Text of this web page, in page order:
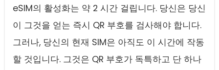
eSIM의 활성화는 약 2 시간 걸립니다. 당신은 당신
이 그것을 얻는 즉시 QR 부호를 검사해야 합니다.
그러나, 당신의 현재 SIM은 아직도 이 시간에 작동
할 것입니다. 그것은 QR 부호가 독특하고 단 하나